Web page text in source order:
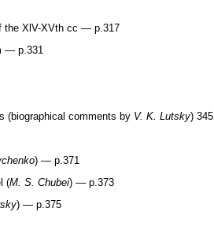
the XlV-XVth cc — p.317
— p.331
(biographical comments by V. K. Lutsky) 345
) — p.371
(M. S. Chubei) — p.373
) — p.375